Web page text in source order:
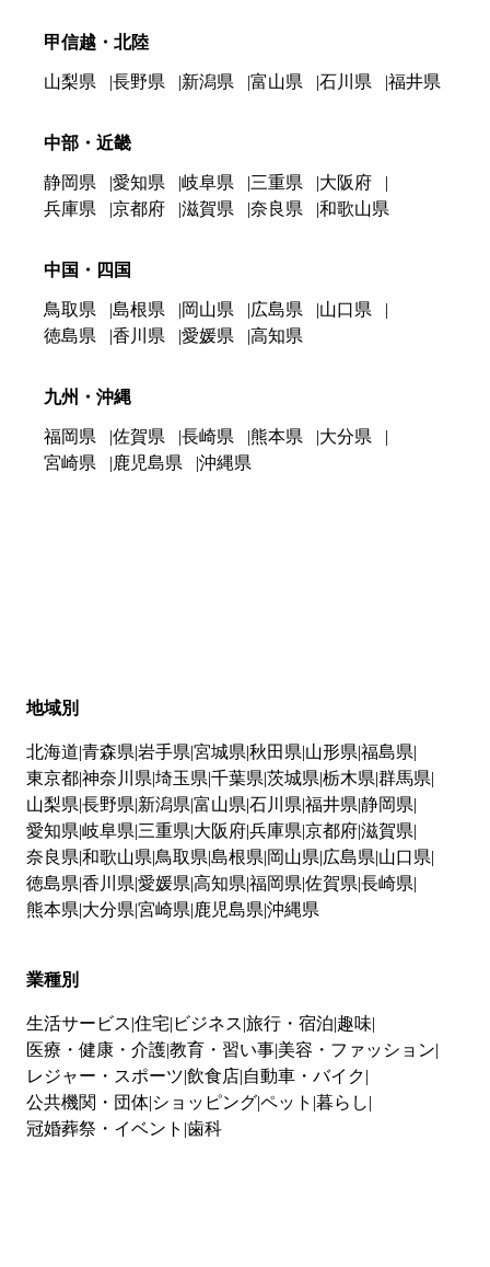
甲信越・北陸
山梨県 長野県 新潟県 富山県 石川県 福井県
中部・近畿
静岡県 愛知県 岐阜県 三重県
大阪府
兵庫県
京都府 滋賀県 奈良県 和歌山県
中国・四国
鳥取県 島根県 岡山県 広島県
山口県
徳島県
香川県 愛媛県 高知県
九州・沖縄
福岡県 佐賀県 長崎県 熊本県
大分県
宮崎県
鹿児島県 沖縄県
地域別
北海道 青森県 岩手県 宮城県 秋田県 山形県 福島県
東京都神奈川県 埼玉県 千葉県 茨城県 栃木県 群馬県
山梨県 長野県 新潟県 富山県 石川県 福井県 静岡県
愛知県 岐阜県 三重県 大阪府兵庫県 京都府滋賀県
奈良県 和歌山県 鳥取県 島根県 岡山県 広島県 山口県
徳島県 香川県 愛媛県 高知県 福岡県 佐賀県 長崎県
熊本県 大分県 宮崎県 鹿児島県 沖縄県
業種別
生活サービス 住宅 ビジネス 旅行・宿泊 趣味
医療・健康・介護教育・習い事 美容・ファッション
レジャー・スポーツ 飲食店 自動車・バイク
公共機関・団体 ショッピングペット 暮らし
冠婚葬祭・イベント 歯科